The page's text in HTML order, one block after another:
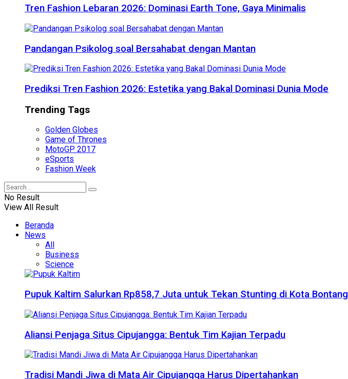
Tren Fashion Lebaran 2026: Dominasi Earth Tone, Gaya Minimalis
Pandangan Psikolog soal Bersahabat dengan Mantan
Prediksi Tren Fashion 2026: Estetika yang Bakal Dominasi Dunia Mode
Trending Tags
Golden Globes
Game of Thrones
MotoGP 2017
eSports
Fashion Week
No Result
View All Result
Beranda
News
All
Business
Science
Pupuk Kaltim Salurkan Rp858,7 Juta untuk Tekan Stunting di Kota Bontang
Aliansi Penjaga Situs Cipujangga: Bentuk Tim Kajian Terpadu
Tradisi Mandi Jiwa di Mata Air Cipujangga Harus Dipertahankan